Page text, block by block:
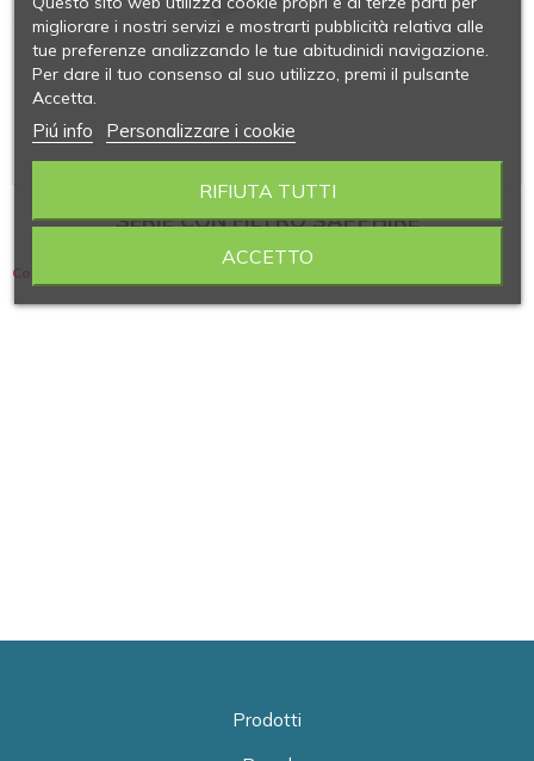
SERIE CON FILTRO SAPPHIRE
Contiene 5 articoli
Prodotti
migliorare i nostri servizi e mostrarti pubblicità relativa alle
tue preferenze analizzando le tue abitudinidi navigazione.
Per dare il tuo consenso al suo utilizzo, premi il pulsante
Accetta.
Piú info Personalizzare i cookie
RIFIUTA TUTTI
ACCETTO